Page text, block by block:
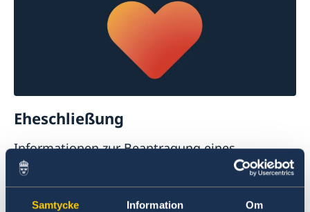
Samtycke Information Om
Eheschließung
Informationen zur Beantragung eines
Ehefähigkeitszeugnisses für schwedische
Staatsangehörige
Weitere Informationen